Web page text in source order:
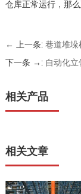
仓库正常运行，那
← 上一条: 巷道堆垛
下一条 →: 自动化
相关产品
相关文章